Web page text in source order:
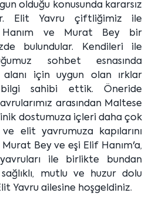
olduğu konusunda kararsız
Elit Yavru çiftliğimiz ile
ve Murat Bey bir
bulundular. Kendileri ile
sohbet esnasında
alanı için uygun olan ırklar
bilgi sahibi ettik. Öneride
arasından Maltese
dostumuza içleri daha çok
ve elit yavrumuza kapılarını
Bey ve eşi Elif Hanım'a,
ile birlikte bundan
mutlu ve huzur dolu
Yavru ailesine hoşgeldiniz.